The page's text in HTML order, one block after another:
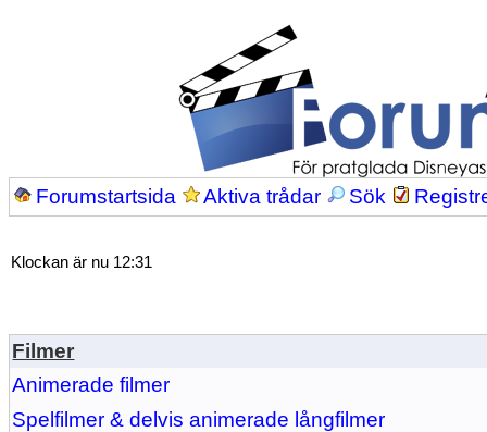
Forumstartsida Aktiva trådar Sök
Klockan är nu 12:31
Filmer
Animerade filmer
Spelfilmer & delvis animerade långfilmer